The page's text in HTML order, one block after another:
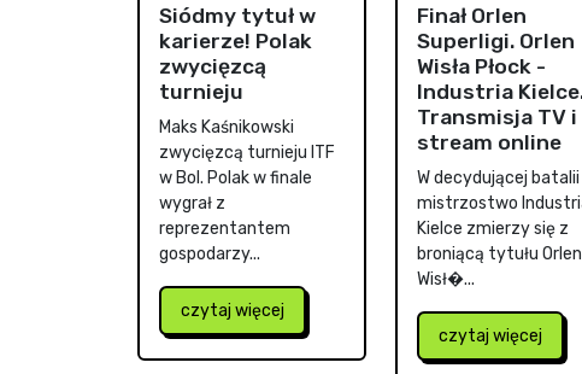
Siódmy tytuł w
karierze! Polak
zwycięzcą
turnieju
Maks Kaśnikowski
zwycięzcą turnieju ITF
w Bol. Polak w finale
wygrał z
reprezentantem
gospodarzy...
czytaj więcej
Finał Orlen
Superligi. Orlen
Wisła Płock -
Industria
Transmisja TV i
stream online
W decydującej batalii
mistrzostwo
Kielce zmierzy się z
broniącą tytułu Orlen
Wisł�...
czytaj więcej